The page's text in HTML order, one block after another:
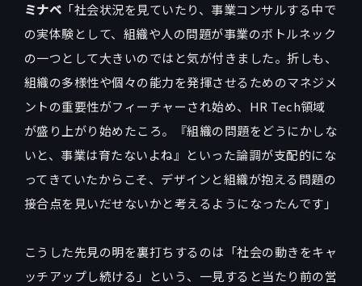
ミナベ 「社会状況を見ていたり、事業コンサルする中で
の実体験として、組織や人の問題が事業のボトルネック
の一つとして大きいのではと気が付きました。折しも、
組織の多様性や個々の能力を発揮させるためのマネジメ
ントの重要性がフィーチャーされ始め、HR Tech領域
が盛り上がり始めたころ。『組織の問題をどうにかしな
いと、事業は育たないよね』といった論調が支配的にな
ってきていたからこそ、デザインと組織が抱える問題の
接合点を見いだせないかと考えるようになったんです」
こうした先見の明を裏打ちするのは「社会の動きをキャ
ッチアップし続ける」という、一見すると当たり前の営